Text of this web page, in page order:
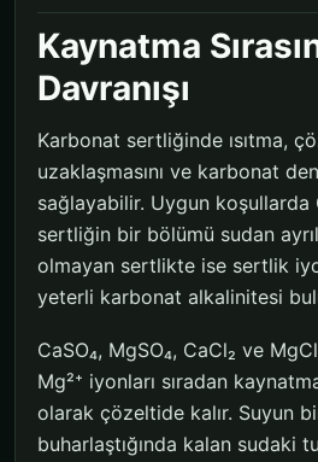
Kaynatma
Davranışı
Karbonat sertliğinde ısıtma,
uzaklaşmasını ve karbonat
sağlayabilir. Uygun koşullarda
sertliğin bir bölümü sudan
olmayan sertlikte ise sertlik
yeterli karbonat alkalinitesi
CaSO₄, MgSO₄, CaCl₂ ve
Mg²⁺ iyonları sıradan
olarak çözeltide kalır. Suyun
buharlaştığında kalan sudaki